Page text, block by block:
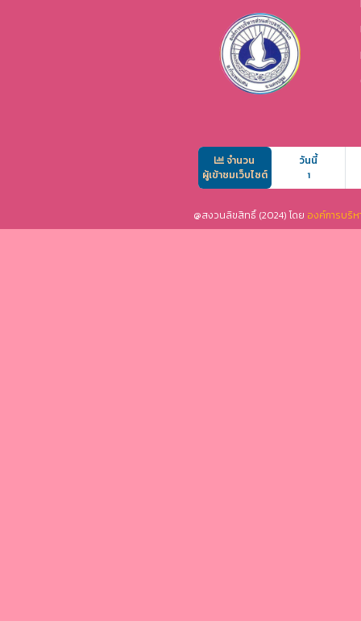
จำนวน
ผู้เข้าชมเว็บไซต์
วันนี้
1
@สงวนลิขสิทธิ์ (2024) โดย องค์การบริ